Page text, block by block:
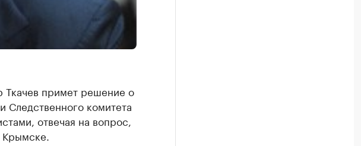
Ткачев примет решение о
Следственного комитета
отвечая на вопрос,